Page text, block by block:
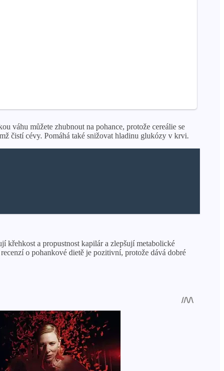
váhu můžete zhubnout na pohance, protože cereálie se
čistí cévy. Pomáhá také snižovat hladinu glukózy v krvi.
křehkost a propustnost kapilár a zlepšují metabolické
o pohankové dietě je pozitivní, protože dává dobré